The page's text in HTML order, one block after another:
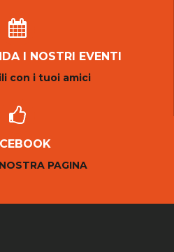
I NOSTRI EVENTI
con i tuoi amici
PAGINA